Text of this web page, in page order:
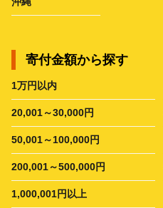
寄付金額から探す
1万円以内
20,001～30,000円
50,001～100,000円
200,001～500,000円
1,000,001円以上